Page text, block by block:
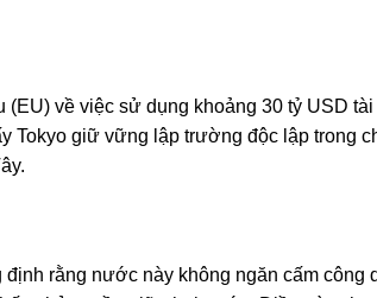
về việc sử dụng khoảng 30 tỷ USD tài
Tokyo giữ vững lập trường độc lập trong
rằng nước này không ngăn cấm công